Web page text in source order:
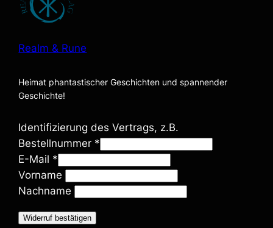
Realm & Rune
Heimat phantastischer Geschichten und spannender
Geschichte!
Identifizierung des Vertrags, z.B.
Bestellnummer *
E-Mail *
E
-
a
Vorname
Nachname
Widerruf bestätigen